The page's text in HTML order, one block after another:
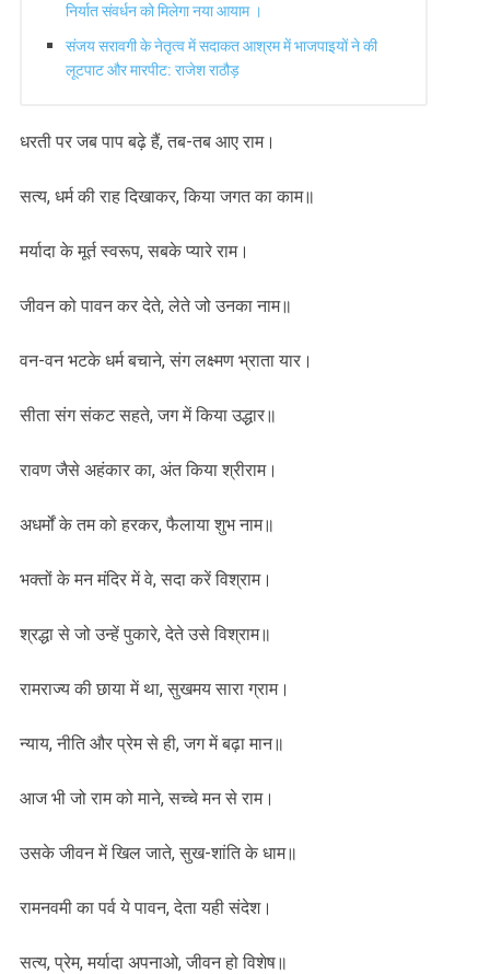
निर्यात संवर्धन को मिलेगा नया आयाम ।
संजय सरावगी के नेतृत्व में सदाकत आश्रम में भाजपाइयों ने की
लूटपाट और मारपीट: राजेश राठौड़
धरती पर जब पाप बढ़े हैं, तब-तब आए राम।
सत्य, धर्म की राह दिखाकर, किया जगत का काम॥
मर्यादा के मूर्त स्वरूप, सबके प्यारे राम।
जीवन को पावन कर देते, लेते जो उनका नाम॥
वन-वन भटके धर्म बचाने, संग लक्ष्मण भ्राता यार।
सीता संग संकट सहते, जग में किया उद्धार॥
रावण जैसे अहंकार का, अंत किया श्रीराम।
अधर्मों के तम को हरकर, फैलाया शुभ नाम॥
भक्तों के मन मंदिर में वे, सदा करें विश्राम।
श्रद्धा से जो उन्हें पुकारे, देते उसे विश्राम॥
रामराज्य की छाया में था, सुखमय सारा ग्राम।
न्याय, नीति और प्रेम से ही, जग में बढ़ा मान॥
आज भी जो राम को माने, सच्चे मन से राम।
उसके जीवन में खिल जाते, सुख-शांति के धाम॥
रामनवमी का पर्व ये पावन, देता यही संदेश।
सत्य, प्रेम, मर्यादा अपनाओ, जीवन हो विशेष॥